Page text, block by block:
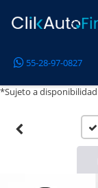
55-28-97-0827
*Sujeto a disponibilidad